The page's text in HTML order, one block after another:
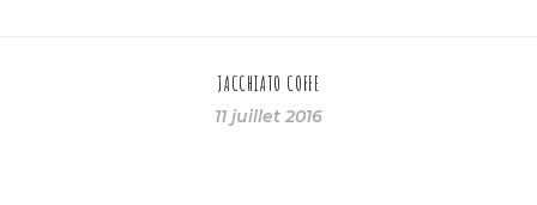
JACCHIATO COFFE
11 juillet 2016